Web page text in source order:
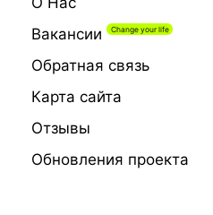
Вакансии
Обратная связь
Карта сайта
Отзывы
Обновления проекта